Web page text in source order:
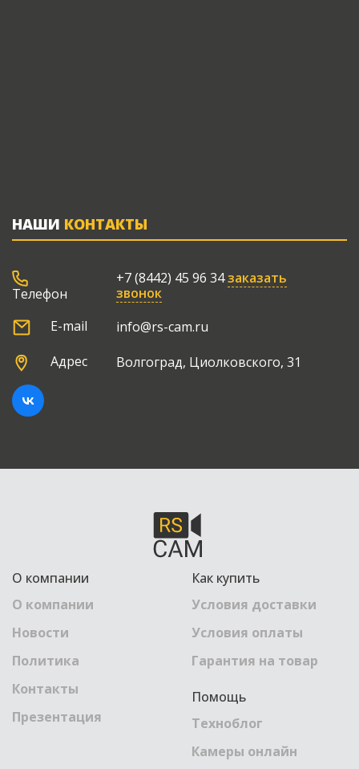
НАШИ КОНТАКТЫ
Телефон
+7 (8442) 45 96 34заказать
звонок
E-mail
info@rs-cam.ru
Адрес
Волгоград, Циолковского, 31
О компании
О компании
Новости
Политика
Контакты
Презентация
Как купить
Условия доставки
Условия оплаты
Гарантия на товар
Помощь
Техноблог
Камеры онлайн